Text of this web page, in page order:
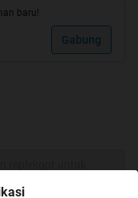
baru!
Gabung